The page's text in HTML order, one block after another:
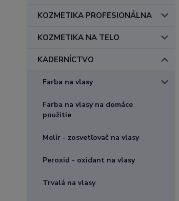
KOZMETIKA PROFESIONÁLNA
KOZMETIKA NA TELO
KADERNÍCTVO
Farba na vlasy
Farba na vlasy na domáce
použitie
Melír - zosvetľovač na vlasy
Peroxid - oxidant na vlasy
Trvalá na vlasy